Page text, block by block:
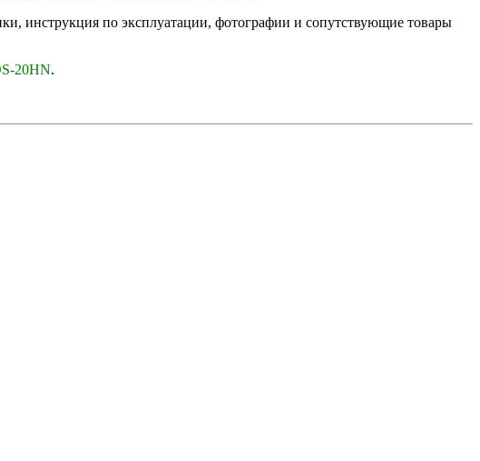
инструкция по эксплуатации, фотографии и сопутствующие товары
20HN.